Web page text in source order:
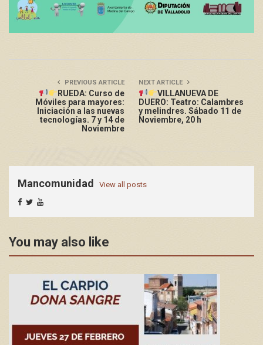
PREVIOUS ARTICLE
RUEDA: Curso de
Móviles para mayores:
Iniciación a las nuevas
tecnologías. 7 y 14 de
Noviembre
NEXT ARTICLE
VILLANUEVA DE
DUERO: Teatro: Calambres
y melindres. Sábado 11 de
Noviembre, 20 h
Mancomunidad View all posts
You may also like